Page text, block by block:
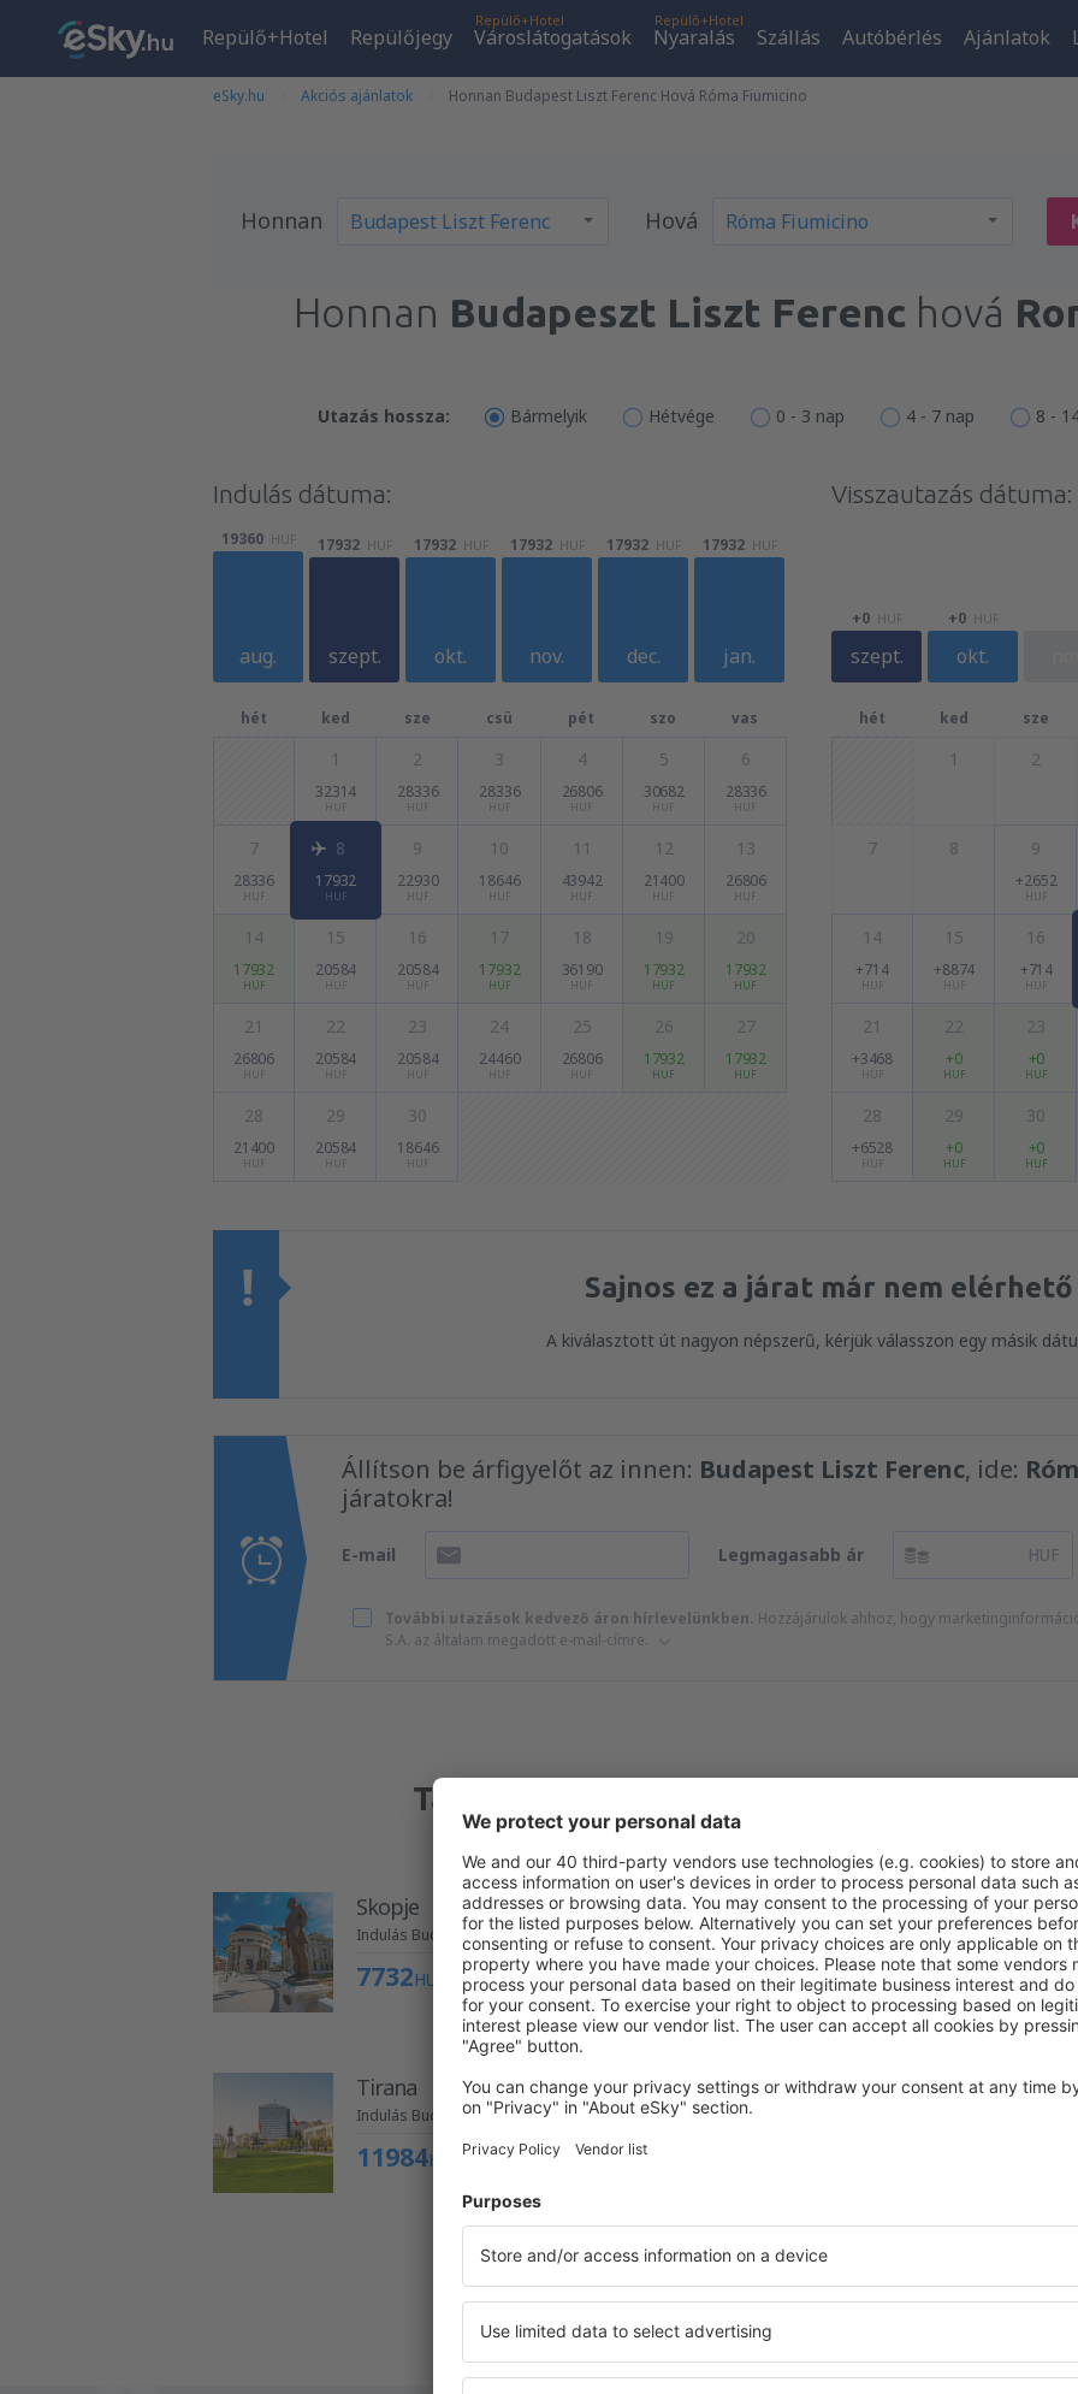
Repülő+Hotel Repülőjegy
Repülő+Hotel
Városlátogatások
Repülő+Hotel
Nyaralás Szállás Autóbérlés Ajánlatok
eSky.hu Akciós ajánlatok Honnan Budapest Liszt Ferenc Hová Róma Fiumicino
Honnan Hová
Honnan Budapeszt Liszt Ferenc hová
Utazás hossza: Bármelyik Hétvége 0 - 3 nap 4 - 7 nap 8 -
Indulás dátuma:
aug.
19360 HUF
szept.
17932 HUF
okt.
17932 HUF
nov.
17932 HUF
dec.
17932 HUF
jan.
17932 HUF
hét ked sze csü pét szo vas
1
32314
HUF
2
28336
HUF
3
28336
HUF
4
26806
HUF
5
30682
HUF
6
28336
HUF
7
28336
HUF
8
17932
HUF
9
22930
HUF
10
18646
HUF
11
43942
HUF
12
21400
HUF
13
26806
HUF
14
17932
HUF
15
20584
HUF
16
20584
HUF
17
17932
HUF
18
36190
HUF
19
17932
HUF
20
17932
HUF
21
26806
HUF
22
20584
HUF
23
20584
HUF
24
24460
HUF
25
26806
HUF
26
17932
HUF
27
17932
HUF
28
21400
HUF
29
20584
HUF
30
18646
HUF
Visszautazás dátuma:
szept.
+0 HUF
okt.
+0 HUF
hét ked sze
1 2
7 8 9
+2652
HUF
14
+714
HUF
15
+8874
HUF
16
+714
HUF
21
+3468
HUF
22
+0
HUF
23
+0
HUF
28
+6528
HUF
29
+0
HUF
30
+0
HUF
Sajnos ez a járat már nem elérhető
A kiválasztott út nagyon népszerű, kérjük válasszon egy másik
Állítson be árfigyelőt az innen: Budapest Liszt Ferenc, ide:
járatokra!
E-mail Legmagasabb ár HUF
További utazások kedvező áron hírlevelünkben. Hozzájárulok ahhoz, hogy
S.A. az általam megadott e-mail-címre.
Találtunk több ajánlatot a keresésnek
Skopje
Indulás Budapestről
7732HUF
Tirana
Indulás Budapestről
11984HUF
Tirana
Indulás Budapestről
11984HUF
Szófia
Mutasson több részletet